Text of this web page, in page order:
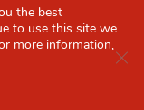
Some
and is provided for
without prior
the best
to use this site we
more information,